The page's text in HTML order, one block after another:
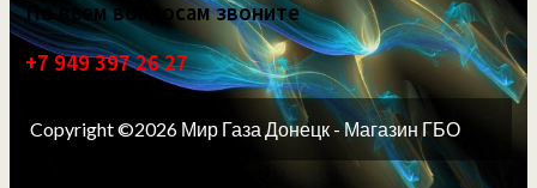
По всем вопросам звоните
+7 949 397 26 27
Copyright ©2026 Мир Газа Донецк - Магазин ГБО